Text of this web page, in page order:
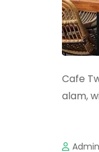
Cafe
alam,